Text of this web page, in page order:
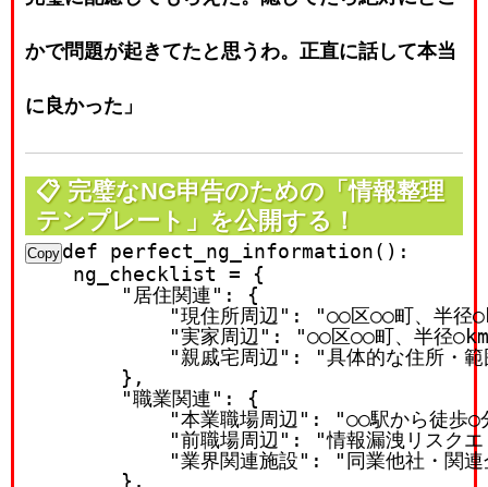
かで問題が起きてたと思うわ。正直に話して本当
に良かった」
📋 完璧なNG申告のための「情報整理
テンプレート」を公開する！
Copy def perfect_ng_information():
    ng_checklist = {
"居住関連" : {
"現住所周辺" :
"○○区○○町、半径
"実家周辺" :
"○○区○○町、半径
"親戚宅周辺" :
"具体的な住所・
        },
"職業関連" : {
"本業職場周辺" :
"○○駅から徒歩○
"前職場周辺" :
"情報漏洩リスク
"業界関連施設" :
"同業他社・関
        },